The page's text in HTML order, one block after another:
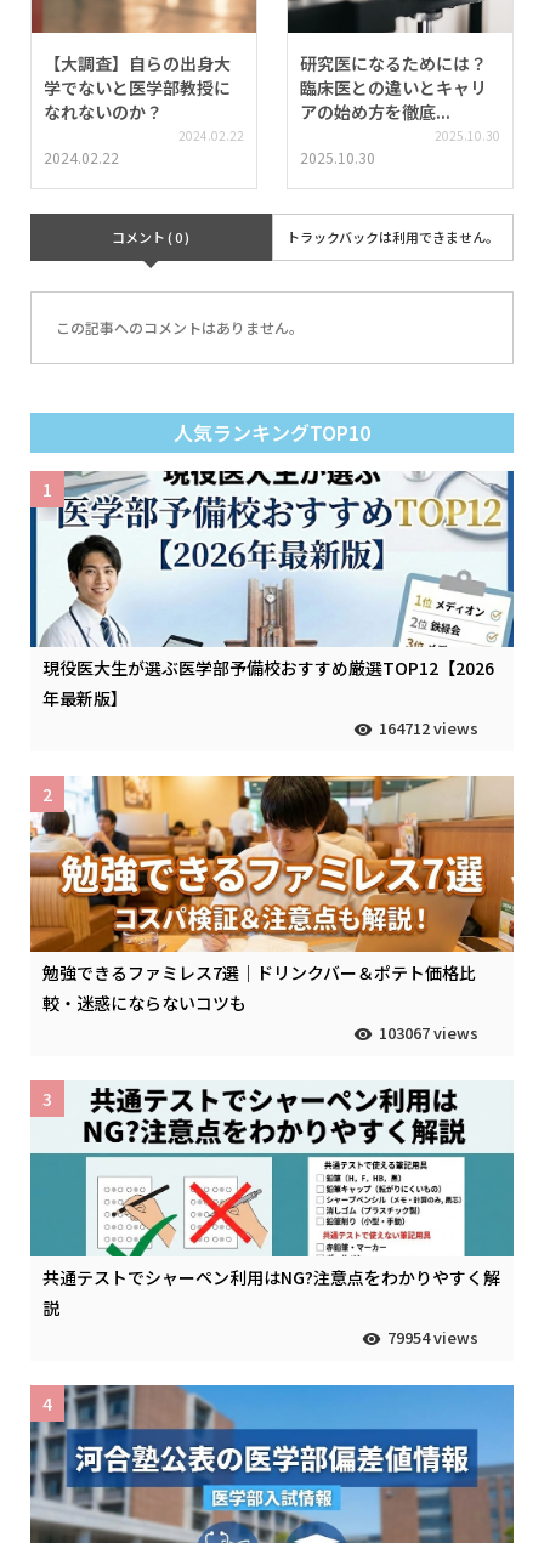
【大調査】自らの出身大
学でないと医学部教授に
なれないのか？
2024.02.22
2024.02.22
研究医になるためには？
臨床医との違いとキャリ
アの始め方を徹底...
2025.10.30
2025.10.30
コメント ( 0 ) トラックバックは利用できません。
この記事へのコメントはありません。
人気ランキングTOP10
現役医大生が選ぶ医学部予備校おすすめ厳選TOP12【2026
年最新版】
164712 views
1
勉強できるファミレス7選｜ドリンクバー＆ポテト価格比
較・迷惑にならないコツも
103067 views
2
共通テストでシャーペン利用はNG?注意点をわかりやすく解
説
79954 views
3
4